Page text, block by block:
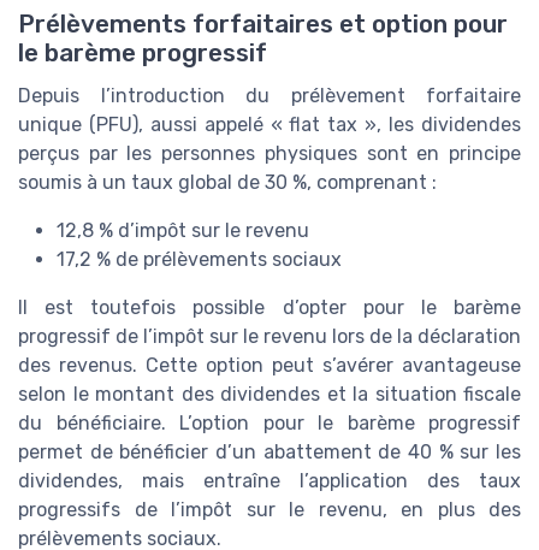
Prélèvements forfaitaires et option pour
le barème progressif
Depuis l’introduction du prélèvement forfaitaire
unique (PFU), aussi appelé « flat tax », les dividendes
perçus par les personnes physiques sont en principe
soumis à un taux global de 30 %, comprenant :
12,8 % d’impôt sur le revenu
17,2 % de prélèvements sociaux
Il est toutefois possible d’opter pour le barème
progressif de l’impôt sur le revenu lors de la déclaration
des revenus. Cette option peut s’avérer avantageuse
selon le montant des dividendes et la situation fiscale
du bénéficiaire. L’option pour le barème progressif
permet de bénéficier d’un abattement de 40 % sur les
dividendes, mais entraîne l’application des taux
progressifs de l’impôt sur le revenu, en plus des
prélèvements sociaux.